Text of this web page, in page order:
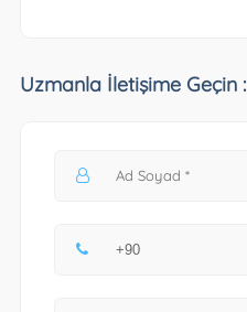
Uzmanla İletişime Geçin :